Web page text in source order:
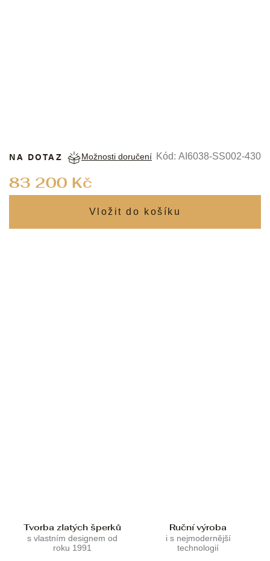
83 200 Kč
NA DOTAZ Možnosti doručení Kód: AI6038-SS002-430
Tvorba zlatých šperků
s vlastním designem od
roku 1991
Ruční výroba
i s nejmodernější
technologií